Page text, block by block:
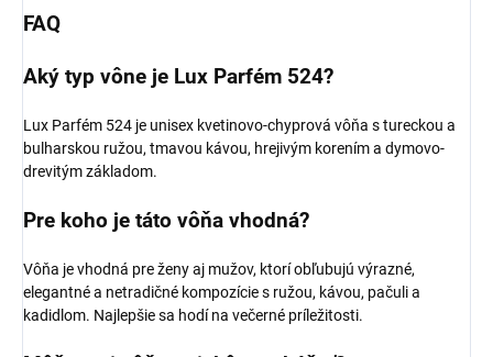
FAQ
Aký typ vône je Lux Parfém 524?
Lux Parfém 524 je unisex kvetinovo-chyprová vôňa s tureckou a
bulharskou ružou, tmavou kávou, hrejivým korením a dymovo-
drevitým základom.
Pre koho je táto vôňa vhodná?
Vôňa je vhodná pre ženy aj mužov, ktorí obľubujú výrazné,
elegantné a netradičné kompozície s ružou, kávou, pačuli a
kadidlom. Najlepšie sa hodí na večerné príležitosti.